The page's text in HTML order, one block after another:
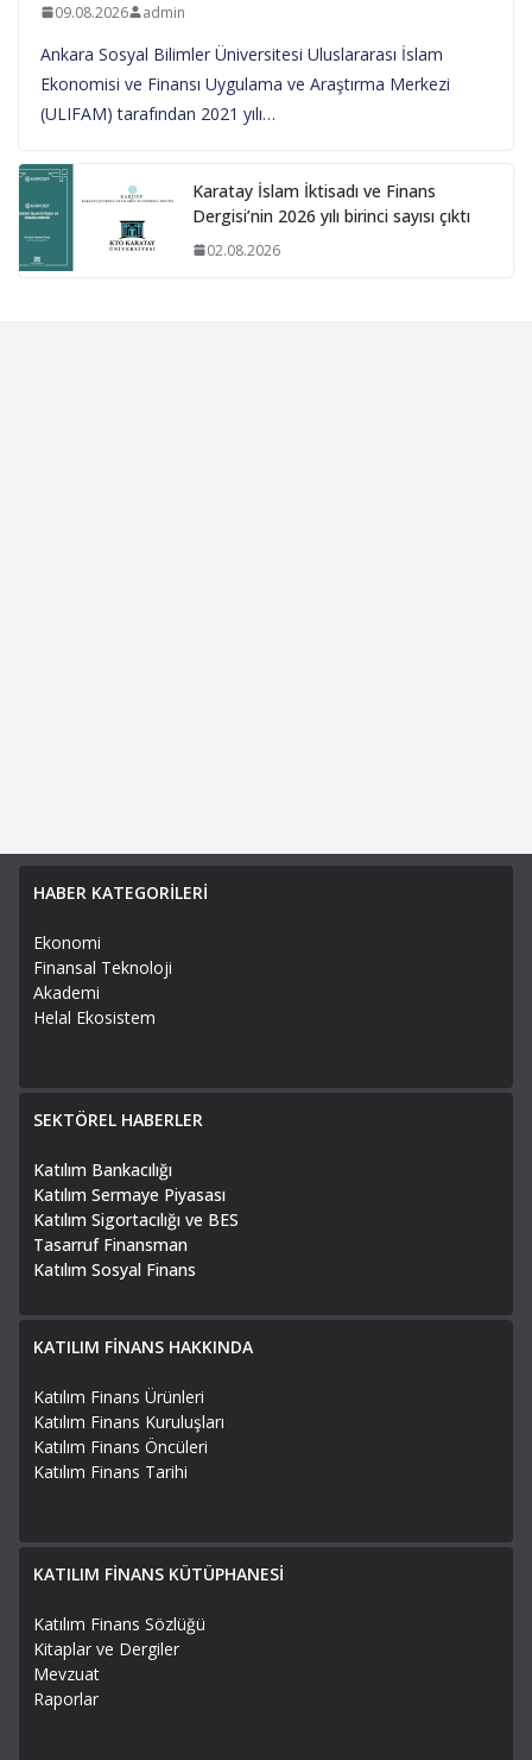
09.08.2026 admin
Ankara Sosyal Bilimler Üniversitesi Uluslararası İslam
Ekonomisi ve Finansı Uygulama ve Araştırma Merkezi
(ULIFAM) tarafından 2021 yılı…
Karatay İslam İktisadı ve Finans
Dergisi’nin 2026 yılı birinci sayısı çıktı
02.08.2026
HABER KATEGORİLERİ
Ekonomi
Finansal Teknoloji
Akademi
Helal Ekosistem
SEKTÖREL HABERLER
Katılım Bankacılığı
Katılım Sermaye Piyasası
Katılım Sigortacılığı ve BES
Tasarruf Finansman
Katılım Sosyal Finans
KATILIM FİNANS HAKKINDA
Katılım Finans Ürünleri
Katılım Finans Kuruluşları
Katılım Finans Öncüleri
Katılım Finans Tarihi
KATILIM FİNANS KÜTÜPHANESİ
Katılım Finans Sözlüğü
Kitaplar ve Dergiler
Mevzuat
Raporlar